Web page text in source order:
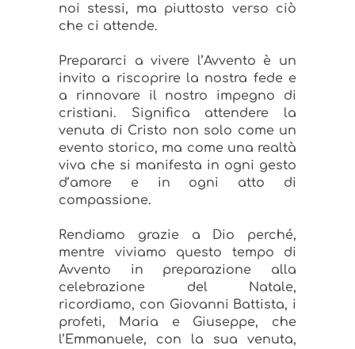
noi stessi, ma piuttosto verso ciò
che ci attende.
Prepararci a vivere l’Avvento è un
invito a riscoprire la nostra fede e
a rinnovare il nostro impegno di
cristiani. Significa attendere la
venuta di Cristo non solo come un
evento storico, ma come una realtà
viva che si manifesta in ogni gesto
d’amore e in ogni atto di
compassione.
Rendiamo grazie a Dio perché,
mentre viviamo questo tempo di
Avvento in preparazione alla
celebrazione del Natale,
ricordiamo, con Giovanni Battista, i
profeti, Maria e Giuseppe, che
l’Emmanuele, con la sua venuta,